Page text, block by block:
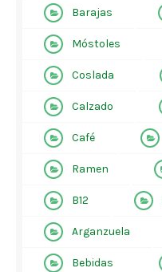
Barajas
Móstoles
Coslada
Calzado
Café
Ramen
B12
Arganzuela
Bebidas